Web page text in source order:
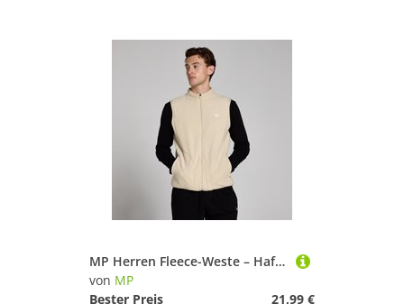
MP Herren Fleece-Weste – Hafer - S
von MP
Bester Preis
21,99 €